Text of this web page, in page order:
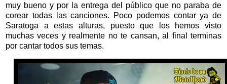
muy bueno y por la entrega del público que no paraba de
corear todas las canciones.
Poco podemos contar ya de
Saratoga a estas alturas, puesto que los hemos visto
muchas veces y realmente no te cansan, al final terminas
por cantar todos sus temas.